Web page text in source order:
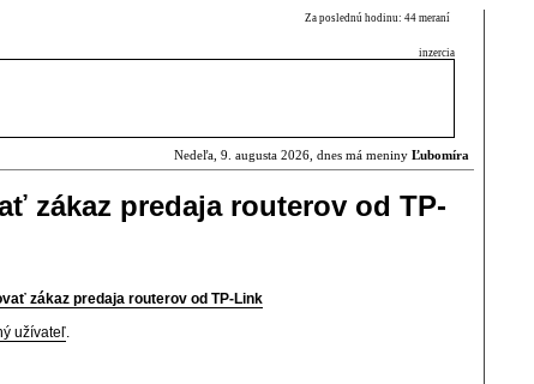
Za poslednú hodinu: 44 meraní
inzercia
Nedeľa, 9. augusta 2026, dnes má meniny Ľubomíra
zákaz predaja routerov od TP-
zákaz predaja routerov od TP-Link
užívateľ.